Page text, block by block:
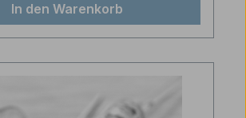
In den Warenkorb